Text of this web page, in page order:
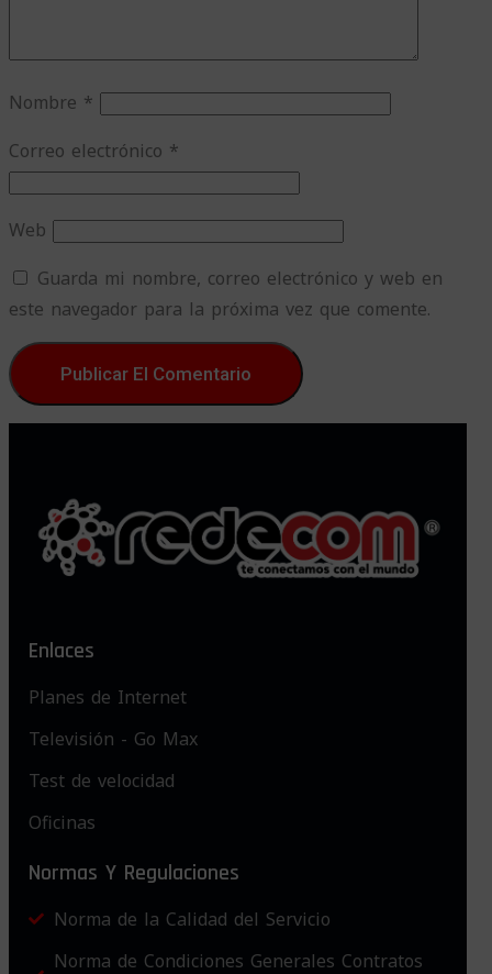
Nombre *
Correo electrónico *
Web
Guarda mi nombre, correo electrónico y web en
este navegador para la próxima vez que comente.
Enlaces
Planes de Internet
Televisión - Go Max
Test de velocidad
Oficinas
Normas Y Regulaciones
Norma de la Calidad del Servicio
Norma de Condiciones Generales Contratos